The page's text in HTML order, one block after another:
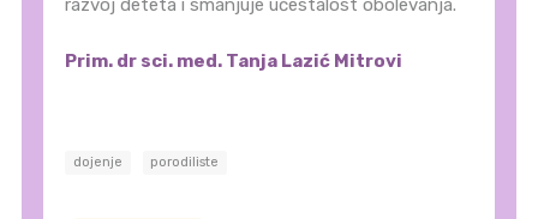
razvoj deteta i smanjuje učestalost obolevanja.
Prim. dr sci. med. Tanja Lazić Mitrovi
dojenje porodiliste